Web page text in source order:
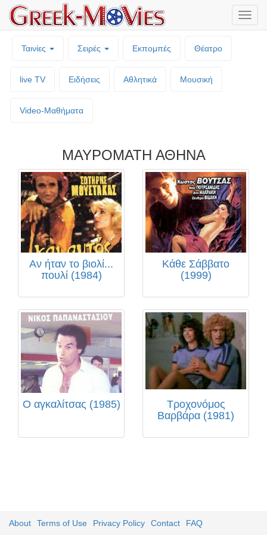
Ταινίες Σειρές Εκπομπές Θέατρο
live TV Ειδήσεις Αθλητικά Μουσική
Video-Mαθήματα
ΜΑΥΡΟΜΑΤΗ ΑΘΗΝΑ
Αν ήταν το βιολί...
πουλί (1984)
Κάθε Σάββατο
(1999)
Ο αγκαλίτσας (1985)
Τροχονόμος
Βαρβάρα (1981)
About Terms of Use Privacy Policy Contact FAQ